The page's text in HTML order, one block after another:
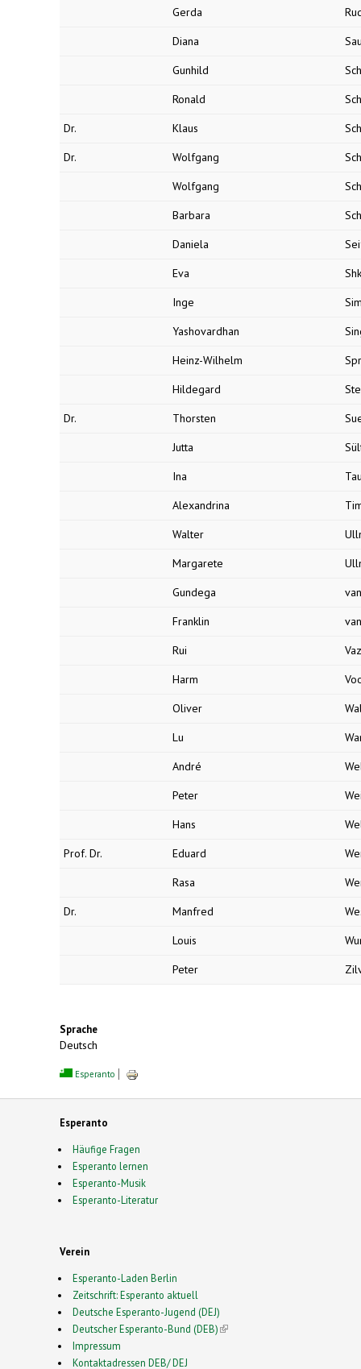
Gerda
Diana
Gunhild
Ronald
Dr.
Klaus
Dr.
Wolfgang
Wolfgang
Barbara
Daniela
Eva
Inge
Yashovardhan
Heinz-Wilhelm
Hildegard
Dr.
Thorsten
Jutta
Ina
Alexandrina
Walter
Margarete
Gundega
Franklin
Rui
Harm
Oliver
Lu
André
Peter
Hans
Prof. Dr.
Eduard
Rasa
Dr.
Manfred
Louis
Peter
Sprache
Deutsch
Esperanto
Esperanto
Häufige Fragen
Esperanto lernen
Esperanto-Musik
Esperanto-Literatur
Verein
Esperanto-Laden Berlin
Zeitschrift: Esperanto aktuell
Deutsche Esperanto-Jugend (DEJ)
Deutscher Esperanto-Bund (DEB)(link is external)
Impressum
Kontaktadressen DEB/ DEJ